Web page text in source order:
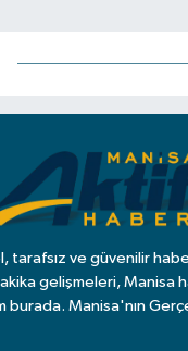
tarafsız ve güvenilir
gelişmeleri, Manisa
burada. Manisa'nın